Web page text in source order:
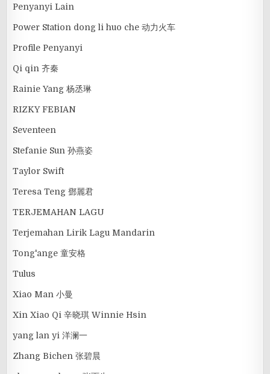
Penyanyi Lain
Power Station dong li huo che 动力火车
Profile Penyanyi
Qi qin 齐秦
Rainie Yang 杨丞琳
RIZKY FEBIAN
Seventeen
Stefanie Sun 孙燕姿
Taylor Swift
Teresa Teng 鄧麗君
TERJEMAHAN LAGU
Terjemahan Lirik Lagu Mandarin
Tong'ange 童安格
Tulus
Xiao Man 小曼
Xin Xiao Qi 辛晓琪 Winnie Hsin
yang lan yi 洋澜一
Zhang Bichen 张碧晨